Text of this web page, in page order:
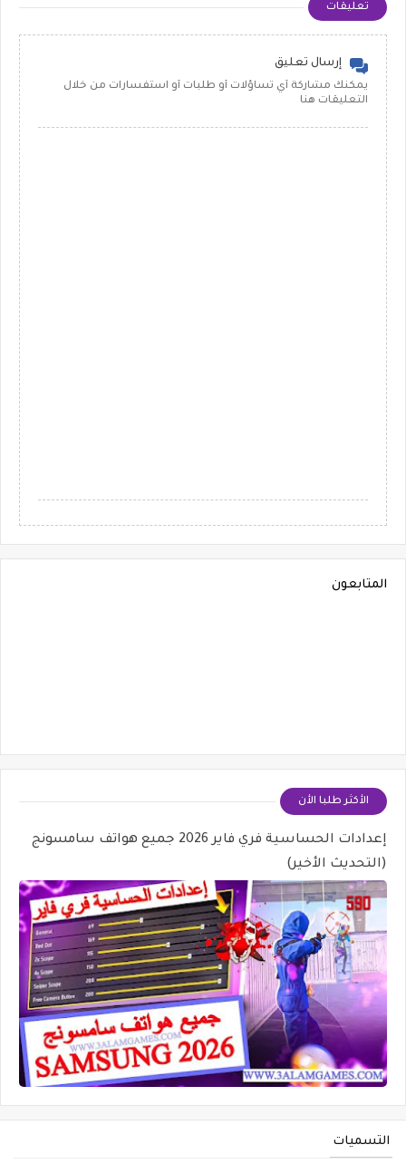
تعليقات
إرسال تعليق
يمكنك مشاركة أي تساؤلات أو طلبات أو استفسارات من خلال
التعليقات هنا
المتابعون
الأكثر طلبا الأن
إعدادات الحساسية فري فاير 2026 جميع هواتف سامسونج
(التحديث الأخير)
التسميات